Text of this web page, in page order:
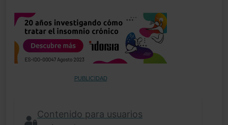
PUBLICIDAD
Contenido para usuarios